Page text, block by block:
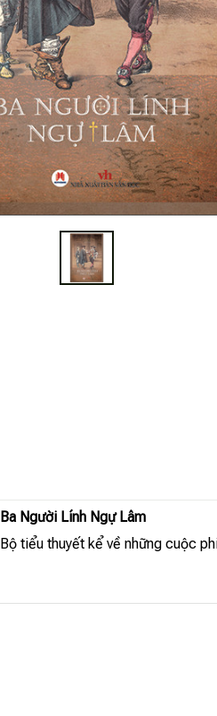
Ba Người Lính Ngự Lâm
Bộ tiểu thuyết kể về những cuộc